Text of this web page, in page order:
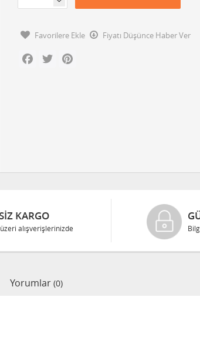
Favorilere Ekle
Fiyatı Düşünce Haber Ver
Facebook
Twitter
KARGO
alışverişlerinizde
Yorumlar (0)